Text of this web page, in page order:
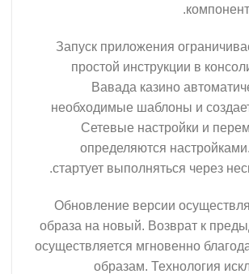
Запуск приложения
простой инструкции в
Вавада казино
необходимые шаблоны и
Сетевые настройки и
определяются
стартует выполняться через
Обновление версии
образа на новый. Возврат к
осуществляется мгновенно
образам. Технология